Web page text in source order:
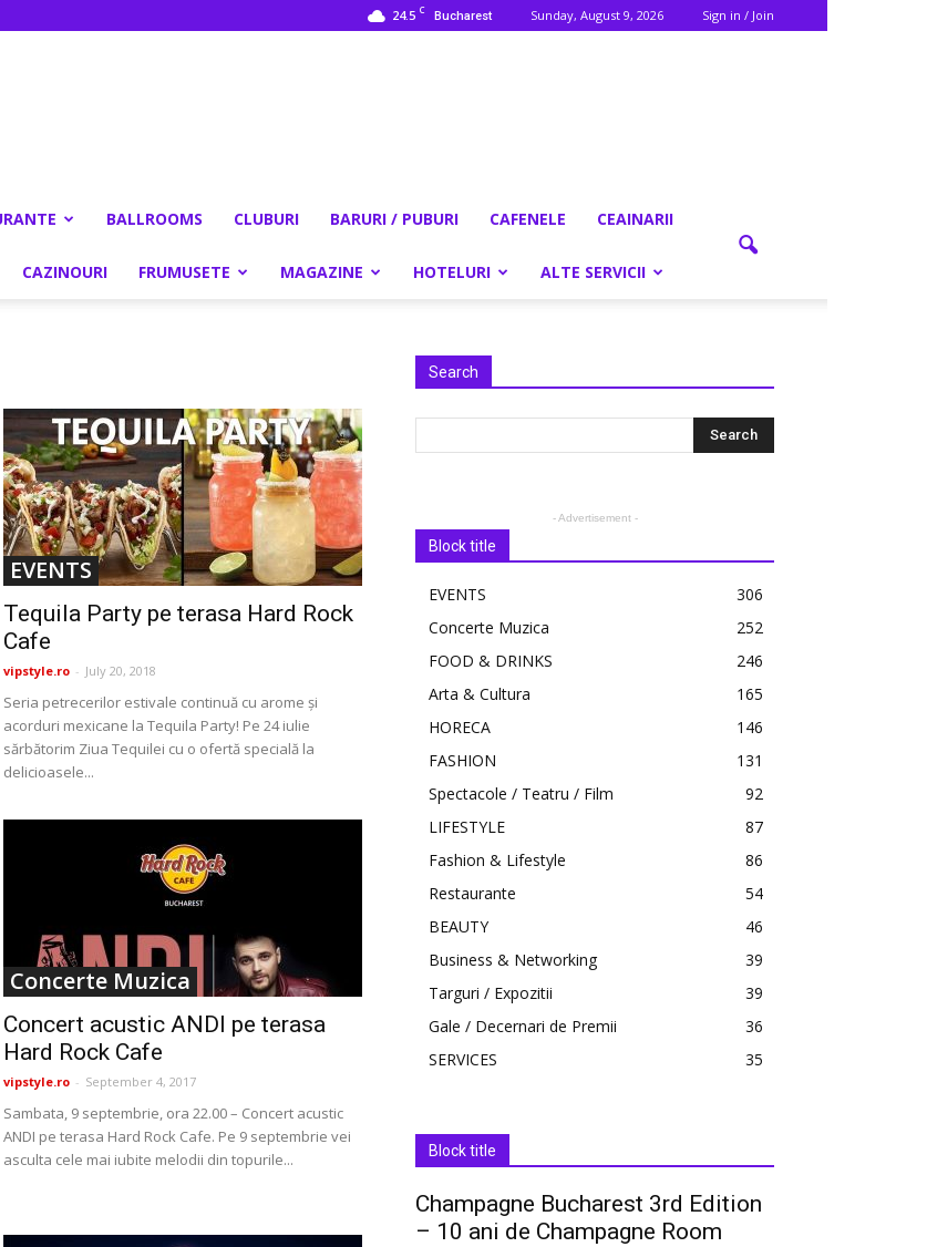
24.5 C Bucharest Sunday, August 9, 2026 Sign in / Join
BALLROOMS CLUBURI BARURI / PUBURI CAFENELE CEAINARII
CAZINOURI FRUMUSETE MAGAZINE HOTELURI ALTE SERVICII
EVENTS
Tequila Party pe terasa Hard Rock
Cafe
vipstyle.ro - July 20, 2018
Seria petrecerilor estivale continuă cu arome și
acorduri mexicane la Tequila Party! Pe 24 iulie
sărbătorim Ziua Tequilei cu o ofertă specială la
delicioasele...
Concerte Muzica
Concert acustic ANDI pe terasa
Hard Rock Cafe
vipstyle.ro - September 4, 2017
Sambata, 9 septembrie, ora 22.00 – Concert acustic
ANDI pe terasa Hard Rock Cafe. Pe 9 septembrie vei
asculta cele mai iubite melodii din topurile...
Search
- Advertisement -
Block title
EVENTS
306
Concerte Muzica
252
FOOD & DRINKS
246
Arta & Cultura
165
HORECA
146
FASHION
131
Spectacole / Teatru / Film
92
LIFESTYLE
87
Fashion & Lifestyle
86
Restaurante
54
BEAUTY
46
Business & Networking
39
Targuri / Expozitii
39
Gale / Decernari de Premii
36
SERVICES
35
Block title
Champagne Bucharest 3rd Edition
– 10 ani de Champagne Room